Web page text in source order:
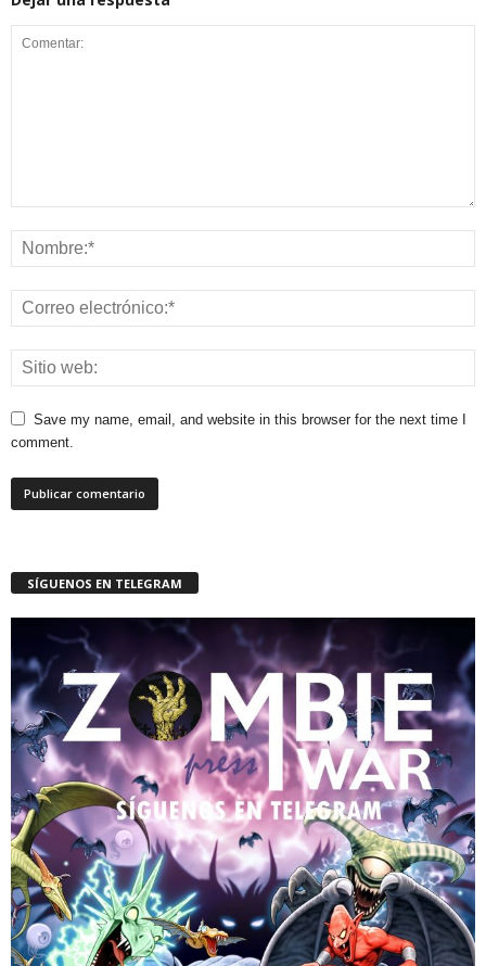
Save my name, email, and website in this browser for the next time I
comment.
SÍGUENOS EN TELEGRAM